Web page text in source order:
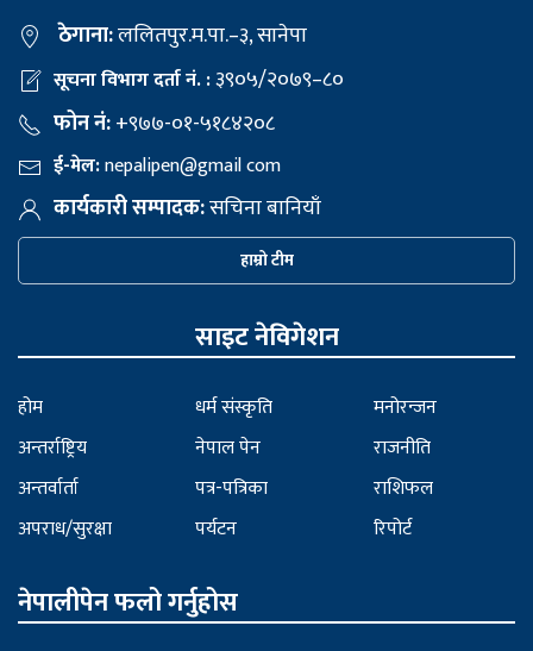
ठेगाना:ललितपुर.म.पा.–३, सानेपा
सूचना विभाग दर्ता नं. :३९०५/२०७९–८०
फोन नं:+९७७-०१-५१८४२०८
ई-मेल:nepalipen@gmail com
कार्यकारी सम्पादक:सचिना बानियाँ
हाम्रो टीम
साइट नेविगेशन
होम
अन्तर्राष्ट्रिय
अन्तर्वार्ता
अपराध/सुरक्षा
धर्म संस्कृति
नेपाल पेन
पत्र-पत्रिका
पर्यटन
मनोरन्जन
राजनीति
राशिफल
रिपोर्ट
नेपालीपेन फलो गर्नुहोस